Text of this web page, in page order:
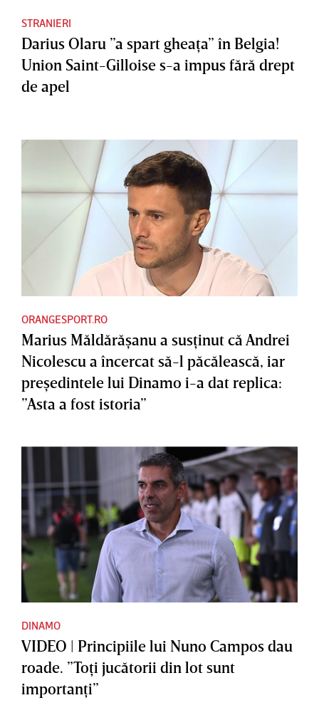
STRANIERI
Darius Olaru ”a spart gheaţa” în Belgia!
Union Saint-Gilloise s-a impus fără drept
de apel
ORANGESPORT.RO
Marius Măldărăşanu a susţinut că Andrei
Nicolescu a încercat să-l păcălească, iar
preşedintele lui Dinamo i-a dat replica:
”Asta a fost istoria”
DINAMO
VIDEO | Principiile lui Nuno Campos dau
roade. ”Toţi jucătorii din lot sunt
importanţi”